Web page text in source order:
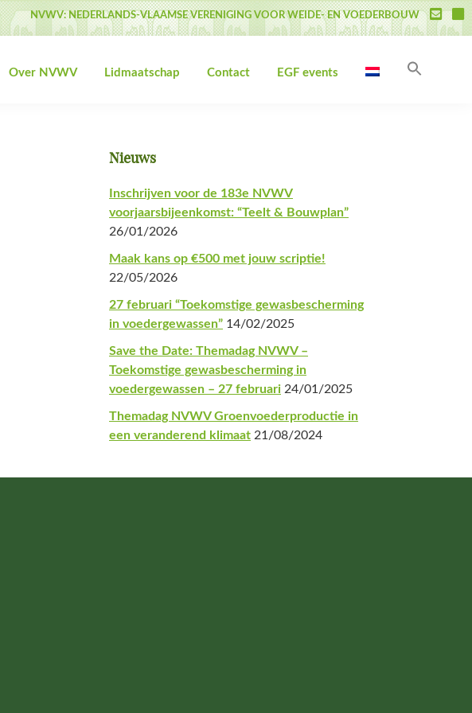
NVWV: NEDERLANDS-VLAAMSE VERENIGING VOOR WEIDE- EN VOEDERBOUW
Over NVWV Lidmaatschap Contact EGF events
Primaire
Sidebar
Nieuws
Inschrijven voor de 183e NVWV
voorjaarsbijeenkomst: “Teelt & Bouwplan”
26/01/2026
Maak kans op €500 met jouw scriptie!
22/05/2026
27 februari “Toekomstige gewasbescherming
in voedergewassen” 14/02/2025
Save the Date: Themadag NVWV –
Toekomstige gewasbescherming in
voedergewassen – 27 februari 24/01/2025
Themadag NVWV Groenvoederproductie in
een veranderend klimaat 21/08/2024